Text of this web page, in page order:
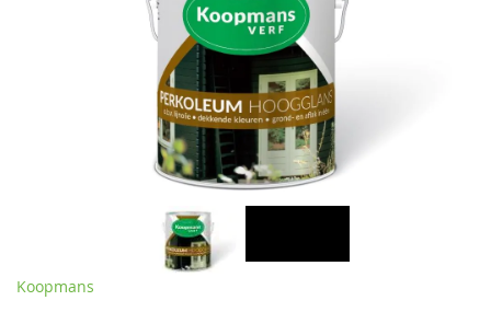
Koopmans